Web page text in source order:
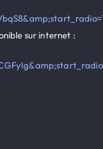
sur internet :